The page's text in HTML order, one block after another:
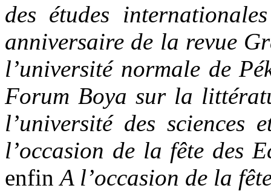
des études
anniversaire de la revue
l’université normale de
Forum Boya sur la
l’université des
l’occasion de la fête des
enfinA l’occasion de la